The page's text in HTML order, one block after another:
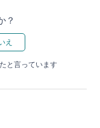
？
と言っています